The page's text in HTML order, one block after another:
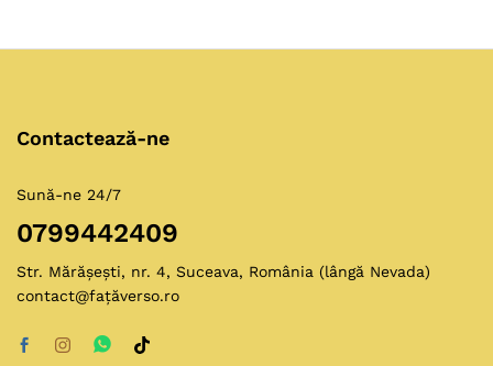
Contactează-ne
Sună-ne 24/7
0799442409
Str. Mărășești, nr. 4, Suceava, România (lângă Nevada)
contact@fațăverso.ro